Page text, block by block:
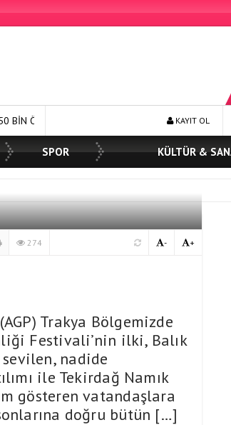
YÜZE GÜLÜMSEME BAŞKAN
KAYIT OL
SPOR KÜLTÜR &
274 +
-
Trakya Bölgemizde
Festivali’nin ilki, Balık
nadide
ile Tekirdağ Namık
gösteren vatandaşlara
doğru bütün […]